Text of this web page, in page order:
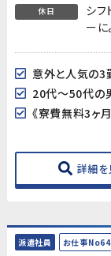
休日
シ
ーに
意外と人気の
20代～50代の
詳細を
派遣社員 お仕事